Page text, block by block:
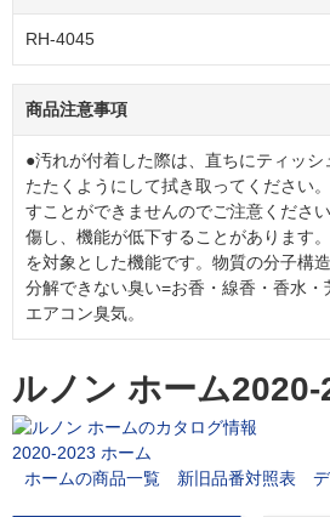
RH-4045
商品注意事項
●汚れが付着した際は、直ちにティッ
たたくようにして拭き取ってください
すことができませんのでご注意くださ
傷し、機能が低下することがあります
を対象とした機能です。物質の分子構
分解できない臭い=お香・線香・香水
エアコン臭気。
ルノン ホーム
2020-2023 ホーム
ホームの商品一覧
新旧品番対照表